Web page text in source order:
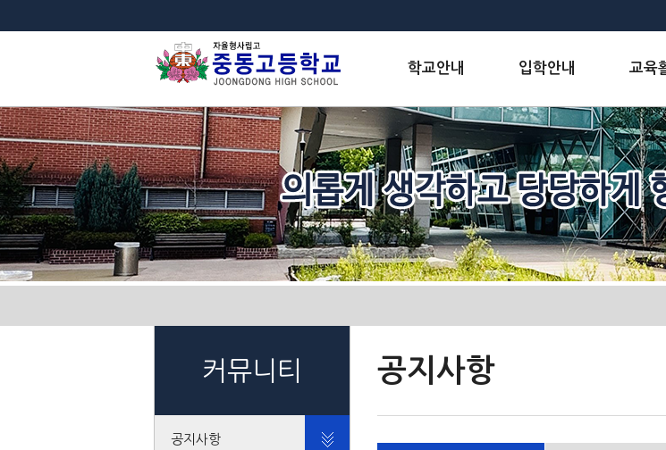
학교안내 입학안내 교육
커뮤니티
공지사항
공지사항